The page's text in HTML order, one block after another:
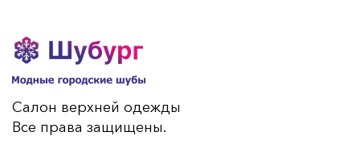
Салон верхней одежды
Все права защищены.